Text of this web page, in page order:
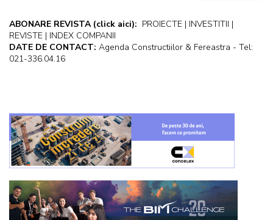
ABONARE REVISTA (click aici): PROIECTE | INVESTITII |
REVISTE | INDEX COMPANII
DATE DE CONTACT: Agenda Constructiilor & Fereastra - Tel:
021-336.04.16